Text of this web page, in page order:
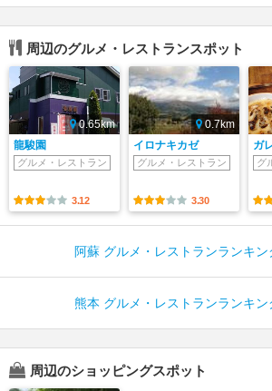
周辺のグルメ・レストランスポット
0.65km
龍駿園
グルメ・レストラン
3.12
0.7km
イロナキカゼ
グルメ・レストラン
3.30
ガ
グ
阿蘇 グルメ・レストランランキン
熊本 グルメ・レストランランキン
周辺のショッピングスポット